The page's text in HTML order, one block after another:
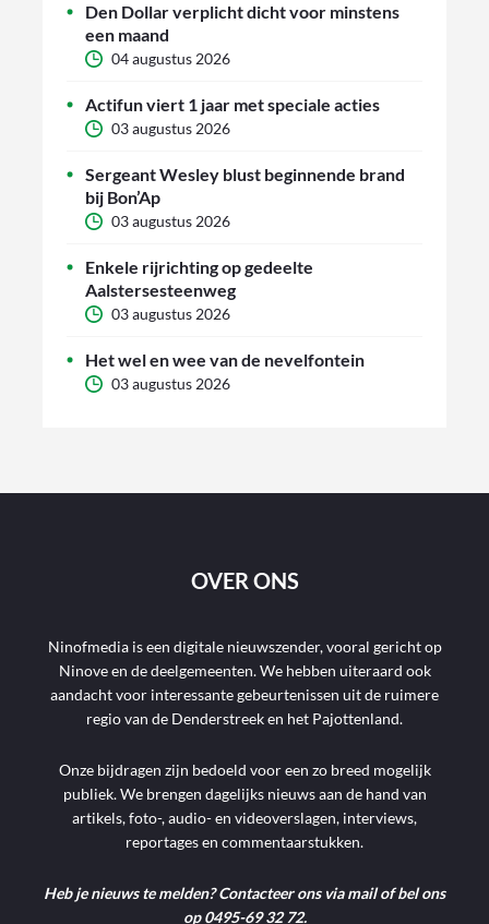
Den Dollar verplicht dicht voor minstens
een maand
04 augustus 2026
Actifun viert 1 jaar met speciale acties
03 augustus 2026
Sergeant Wesley blust beginnende brand
bij Bon’Ap
03 augustus 2026
Enkele rijrichting op gedeelte
Aalstersesteenweg
03 augustus 2026
Het wel en wee van de nevelfontein
03 augustus 2026
OVER ONS
Ninofmedia is een digitale nieuwszender, vooral gericht op
Ninove en de deelgemeenten. We hebben uiteraard ook
aandacht voor interessante gebeurtenissen uit de ruimere
regio van de Denderstreek en het Pajottenland.
Onze bijdragen zijn bedoeld voor een zo breed mogelijk
publiek. We brengen dagelijks nieuws aan de hand van
artikels, foto-, audio- en videoverslagen, interviews,
reportages en commentaarstukken.
Heb je nieuws te melden? Contacteer ons via mail of bel ons
op 0495-69 32 72.